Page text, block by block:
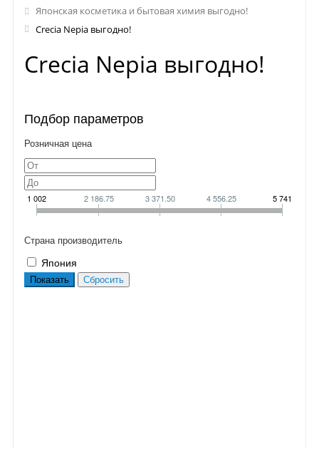
Японская косметика и бытовая химия выгодно!
Crecia Nepia выгодно!
Crecia Nepia выгодно!
Подбор параметров
Розничная цена
1 002 2 186.75 3 371.50 4 556.25 5 741
Страна производитель
Япония